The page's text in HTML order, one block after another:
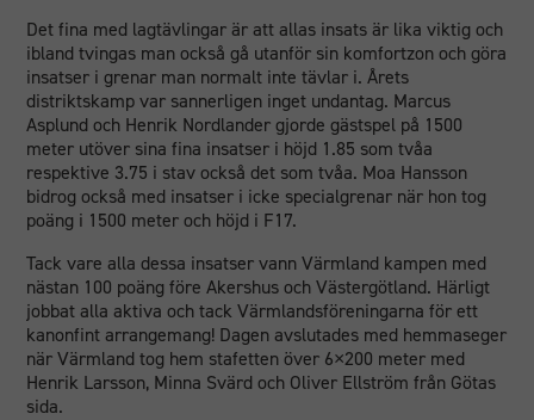
Det fina med lagtävlingar är att allas insats är lika viktig och
ibland tvingas man också gå utanför sin komfortzon och göra
insatser i grenar man normalt inte tävlar i. Årets
distriktskamp var sannerligen inget undantag. Marcus
Asplund och Henrik Nordlander gjorde gästspel på 1500
meter utöver sina fina insatser i höjd 1.85 som tvåa
respektive 3.75 i stav också det som tvåa. Moa Hansson
bidrog också med insatser i icke specialgrenar när hon tog
poäng i 1500 meter och höjd i F17.
Tack vare alla dessa insatser vann Värmland kampen med
nästan 100 poäng före Akershus och Västergötland. Härligt
jobbat alla aktiva och tack Värmlandsföreningarna för ett
kanonfint arrangemang! Dagen avslutades med hemmaseger
när Värmland tog hem stafetten över 6×200 meter med
Henrik Larsson, Minna Svärd och Oliver Ellström från Götas
sida.